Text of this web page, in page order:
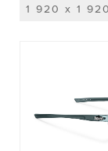
1 920 x 1 920